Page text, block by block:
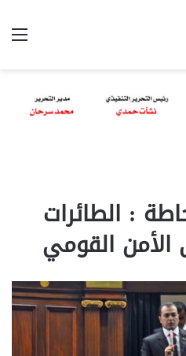
: الطائرات
الأمن القومي